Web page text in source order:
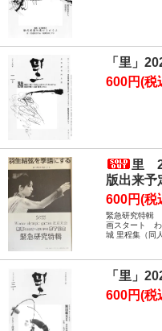
「里」
600円(税
里
版出来予
600円(税
緊急研究特輯
画スタート わ
城 里程集（同
「里」
600円(税